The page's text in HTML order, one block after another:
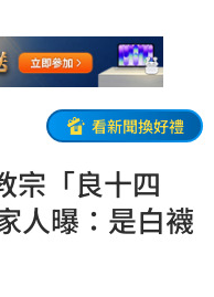
看新聞換好禮
宗「良十四
人曝：是白襪